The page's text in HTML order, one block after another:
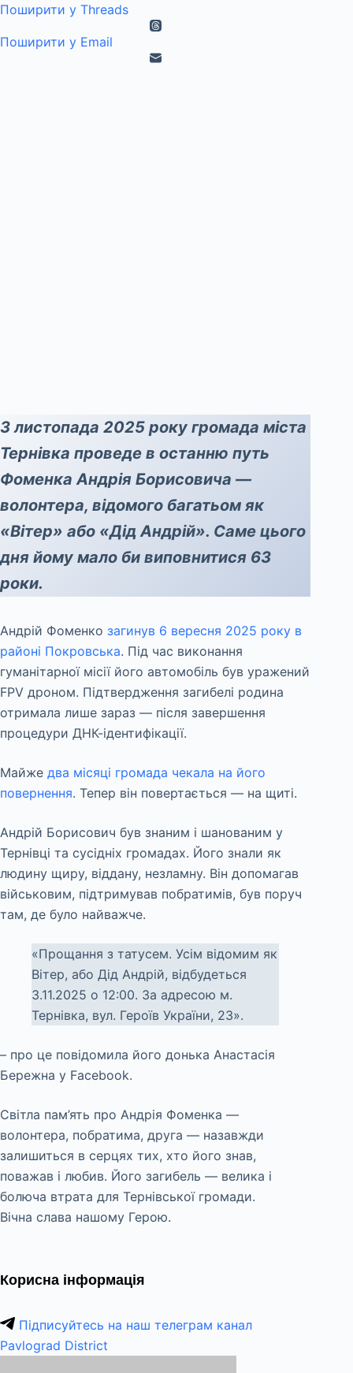
Поширити у Threads
Поширити у Email
3 листопада 2025 року громада міста
Тернівка проведе в останню путь
Фоменка Андрія Борисовича —
волонтера, відомого багатьом як
«Вітер» або «Дід Андрій». Саме цього
дня йому мало би виповнитися 63
роки.
Андрій Фоменко загинув 6 вересня 2025 року в
районі Покровська. Під час виконання
гуманітарної місії його автомобіль був уражений
FPV дроном. Підтвердження загибелі родина
отримала лише зараз — після завершення
процедури ДНК-ідентифікації.
Майже два місяці громада чекала на його
повернення. Тепер він повертається — на щиті.
Андрій Борисович був знаним і шанованим у
Тернівці та сусідніх громадах. Його знали як
людину щиру, віддану, незламну. Він допомагав
військовим, підтримував побратимів, був поруч
там, де було найважче.
«Прощання з татусем. Усім відомим як
Вітер, або Дід Андрій, відбудеться
3.11.2025 о 12:00. За адресою м.
Тернівка, вул. Героїв України, 23».
– про це повідомила його донька Анастасія
Бережна у Facebook.
Світла пам’ять про Андрія Фоменка —
волонтера, побратима, друга — назавжди
залишиться в серцях тих, хто його знав,
поважав і любив. Його загибель — велика і
болюча втрата для Тернівської громади.
Вічна слава нашому Герою.
Корисна інформація
Підписуйтесь на наш телеграм канал
Pavlograd District